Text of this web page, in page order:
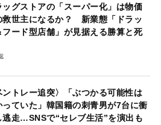
ッグストアの「スーパー化」は物価
救世主になるか？ 新業態「ドラッ
フード型店舗」が見据える勝算と死
ントレー追突〉「ぶつかる可能性は
っていた」韓国籍の刺青男が7台に衝
逃走…SNSで“セレブ生活”を演出も